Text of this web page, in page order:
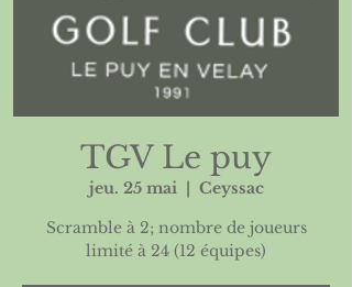
TGV Le puy
jeu. 25 mai
  |
Ceyssac
Scramble à 2; nombre de joueurs